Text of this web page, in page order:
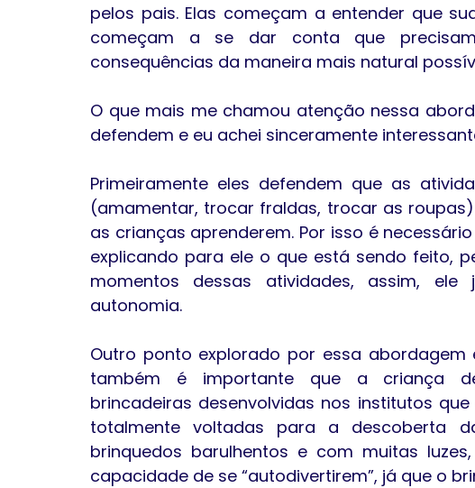
pelos pais. Elas começam a entender que
começam a se dar conta que
consequências da maneira mais natural
O que mais me chamou atenção nessa
defendem e eu achei sinceramente
Primeiramente eles defendem que as
(amamentar, trocar fraldas, trocar as
as crianças aprenderem. Por isso é
explicando para ele o que está sendo feito,
momentos dessas atividades, assim,
autonomia.
Outro ponto explorado por essa
também é importante que a criança
brincadeiras desenvolvidas nos institutos
totalmente voltadas para a descoberta
brinquedos barulhentos e com muitas
capacidade de se “autodivertirem”, já que o